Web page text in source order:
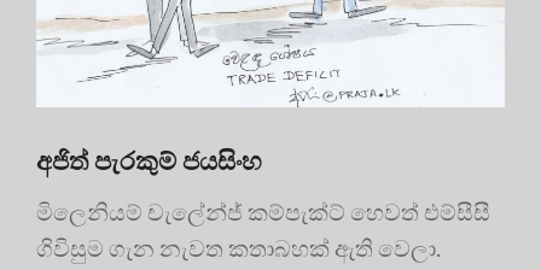
අජිත් පැරකුම් ජයසිංහ
මිලෙනියම් චැලේන්ජ් කම්පැක්ට් හෙවත් එම්සීසී
ගිවිසුම ගැන නැවත කතාබහක් ඇති වෙලා.